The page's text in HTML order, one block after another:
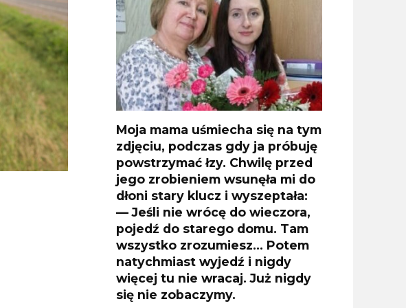
Moja mama uśmiecha się na tym
zdjęciu, podczas gdy ja próbuję
powstrzymać łzy. Chwilę przed
jego zrobieniem wsunęła mi do
dłoni stary klucz i wyszeptała:
— Jeśli nie wrócę do wieczora,
pojedź do starego domu. Tam
wszystko zrozumiesz… Potem
natychmiast wyjedź i nigdy
więcej tu nie wracaj. Już nigdy
się nie zobaczymy.